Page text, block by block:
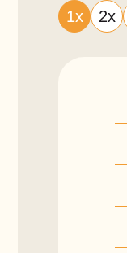
1x 2x